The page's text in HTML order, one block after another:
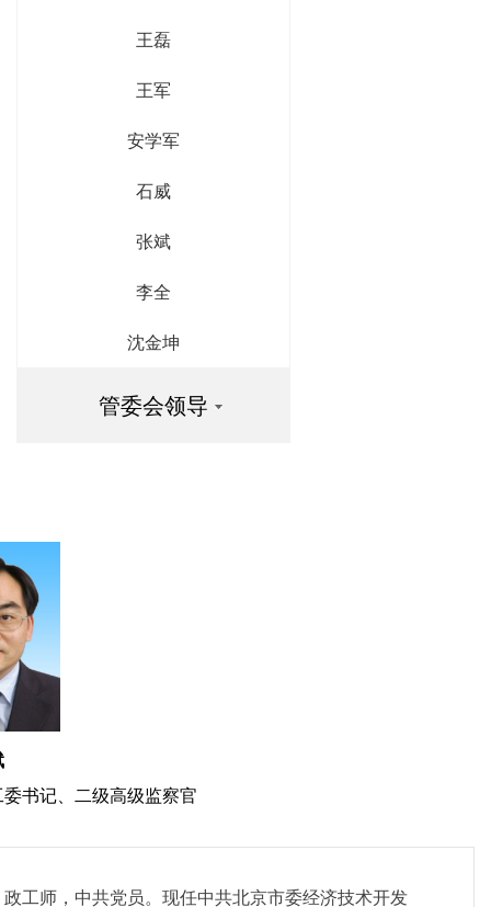
王磊
王军
安学军
石威
张斌
李全
沈金坤
管委会领导
书记、二级高级监察官
工师，中共党员。现任中共北京市委经济技术开发